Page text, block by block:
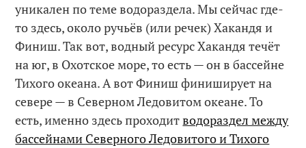
уникален по теме водораздела. Мы сейчас где-
то здесь, около ручьёв (или речек) Хакандя и
Финиш. Так вот, водный ресурс Хакандя течёт
на юг, в Охотское море, то есть — он в бассейне
Тихого океана. А вот Финиш финиширует на
севере — в Северном Ледовитом океане. То
есть, именно здесь проходитводораздел между
бассейнами Северного Ледовитого и Тихого